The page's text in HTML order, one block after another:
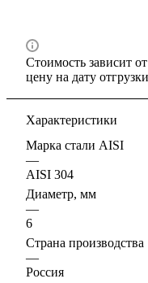
Стоимость зависит
цену на дату
Характеристики
Марка стали AISI
—
AISI 304
Диаметр, мм
—
6
Страна производства
—
Россия